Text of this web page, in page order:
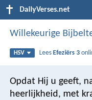
DailyVerses.net
Willekeurige
HSV LeesEfeziërs 3
Opdat Hij u geeft,
heerlijkheid, met